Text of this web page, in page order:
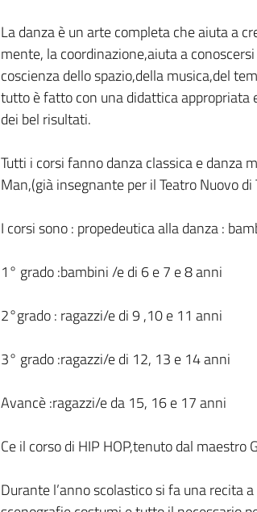
La danza è un arte completa che aiuta a
mente, la coordinazione,aiuta a
coscienza dello spazio,della musica,del
tutto è fatto con una didattica appropriata
dei bel risultati.
Tutti i corsi fanno danza classica e danza
Man,(già insegnante per il Teatro Nuovo
I corsi sono : propedeutica alla danza :
1° grado :bambini /e di 6 e 7 e 8 anni
2°grado : ragazzi/e di 9 ,10 e 11 anni
3° grado :ragazzi/e di 12, 13 e 14 anni
Avancè :ragazzi/e da 15, 16 e 17 anni
Ce il corso di HIP HOP,tenuto dal maestro
Durante l’anno scolastico si fa una recita